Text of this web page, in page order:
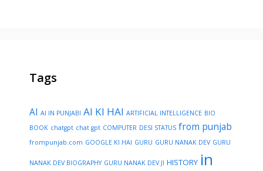
Tags
AI AI IN PUNJABI AI KI HAI ARTIFICIAL INTELLIGENCE BIO
BOOK chatgpt chat gpt COMPUTER DESI STATUS from punjab
frompunjab.com GOOGLE KI HAI GURU GURU NANAK DEV GURU
NANAK DEV BIOGRAPHY GURU NANAK DEV JI HISTORY in